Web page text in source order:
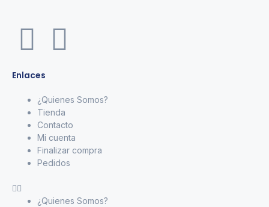
Enlaces
¿Quienes Somos?
Tienda
Contacto
Mi cuenta
Finalizar compra
Pedidos
¿Quienes Somos?